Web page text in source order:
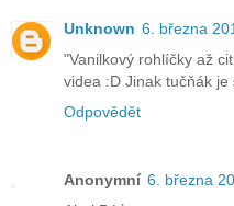
Unknown 6. března
"Vanilkový rohlíčky až
videa :D Jinak tučňák
Odpovědět
Anonymní 6. března